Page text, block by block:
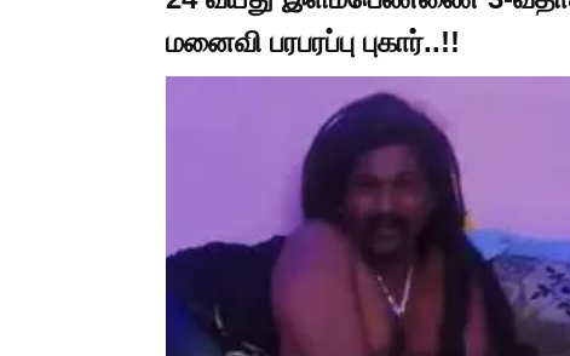
மனைவி பரபரப்பு புகார்..!!